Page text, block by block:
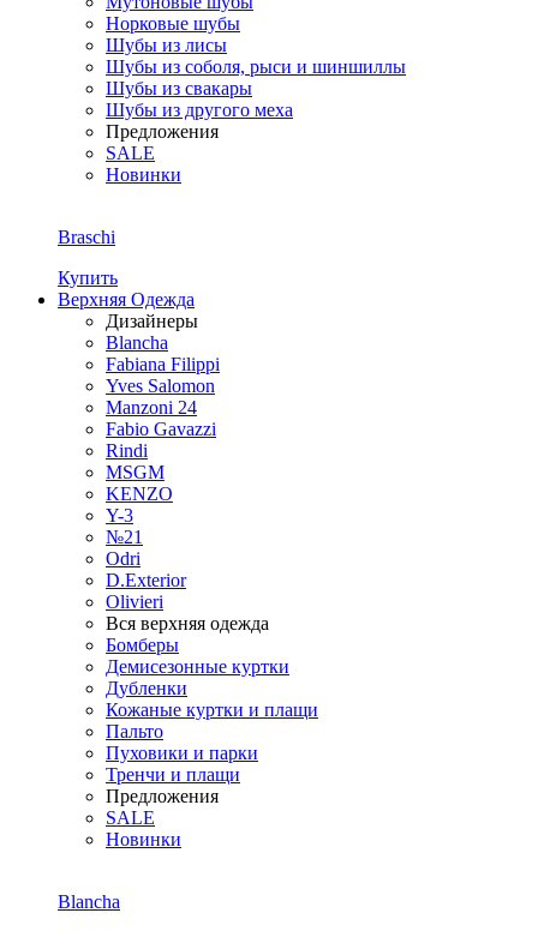
Норковые шубы
Шубы из лисы
Шубы из соболя, рыси и шиншиллы
Шубы из свакары
Шубы из другого меха
Предложения
SALE
Новинки
Braschi
Купить
Верхняя Одежда
Дизайнеры
Blancha
Fabiana Filippi
Yves Salomon
Manzoni 24
Fabio Gavazzi
Rindi
MSGM
KENZO
Y-3
№21
Odri
D.Exterior
Olivieri
Вся верхняя одежда
Бомберы
Демисезонные куртки
Дубленки
Кожаные куртки и плащи
Пальто
Пуховики и парки
Тренчи и плащи
Предложения
SALE
Новинки
Blancha